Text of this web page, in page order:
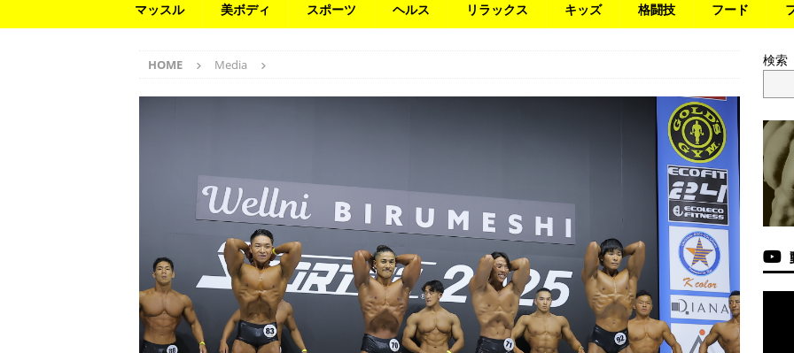
マッスル 美ボディ スポーツ ヘルス リラックス キッズ 格闘技 フード
HOME Media 検索